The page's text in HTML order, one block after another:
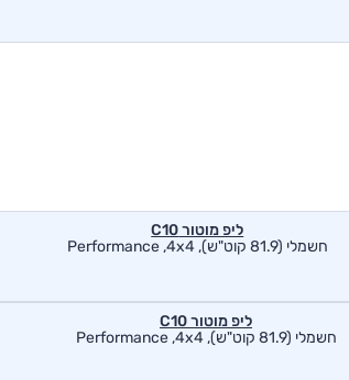
ליפ מוטור C10
חשמלי (81.9 קוט"ש), Performance ,4x4
ליפ מוטור C10
חשמלי (81.9 קוט"ש), Performance ,4x4